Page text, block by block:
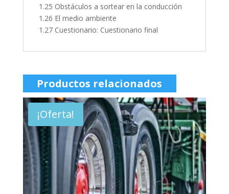
1.25 Obstáculos a sortear en la conducción
1.26 El medio ambiente
1.27 Cuestionario: Cuestionario final
Productos relacionados
¡Oferta!